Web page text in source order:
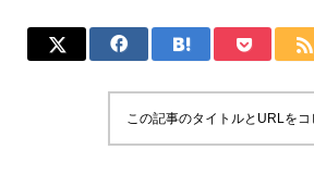
この記事のタイトルとURLをコ